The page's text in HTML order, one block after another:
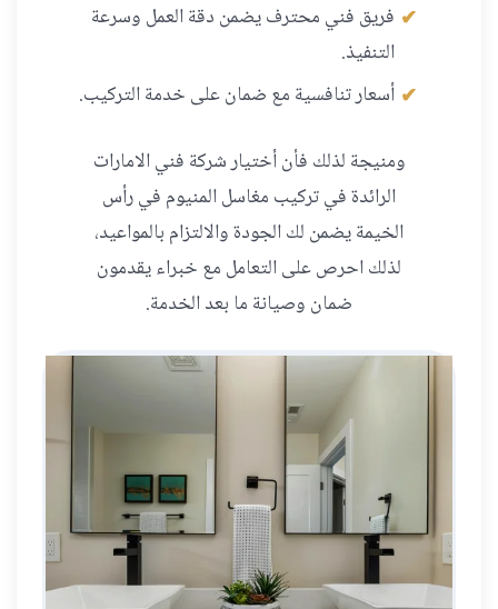
فريق فني محترف يضمن دقة العمل وسرعة
التنفيذ.
أسعار تنافسية مع ضمان على خدمة التركيب.
ومنيجة لذلك فأن أختيار شركة فني الامارات
الرائدة في تركيب مغاسل المنيوم في رأس
الخيمة يضمن لك الجودة والالتزام بالمواعيد،
لذلك احرص على التعامل مع خبراء يقدمون
ضمان وصيانة ما بعد الخدمة.